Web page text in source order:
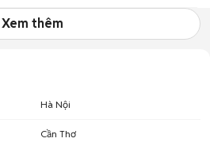
Xem thêm
Hà Nội
Cần Thơ